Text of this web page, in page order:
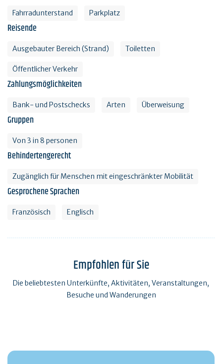
Fahrradunterstand Parkplatz
Reisende
Ausgebauter Bereich (Strand) Toiletten
Öffentlicher Verkehr
Zahlungsmöglichkeiten
Bank- und Postschecks Arten Überweisung
Gruppen
Von 3 in 8 personen
Behindertengerecht
Zugänglich für Menschen mit eingeschränkter Mobilität
Gesprochene Sprachen
Französisch Englisch
Empfohlen für Sie
Die beliebtesten Unterkünfte, Aktivitäten, Veranstaltungen,
Besuche und Wanderungen